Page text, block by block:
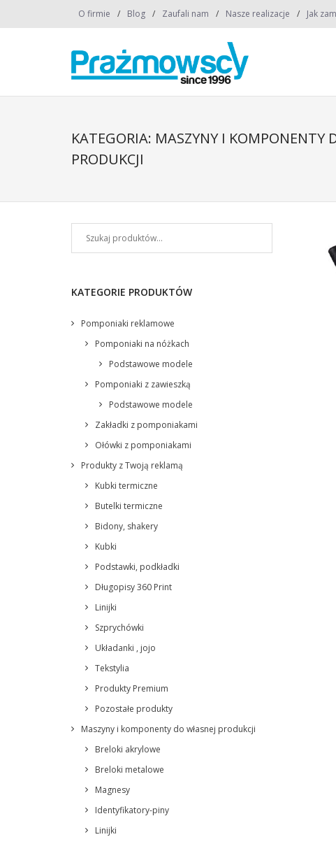
O firmie Blog Zaufali nam Nasze realizacje Jak
KATEGORIA: MASZYNY I KOMPONENTY
PRODUKCJI
KATEGORIE PRODUKTÓW
Pomponiaki reklamowe
Pomponiaki na nóżkach
Podstawowe modele
Pomponiaki z zawieszką
Podstawowe modele
Zakładki z pomponiakami
Ołówki z pomponiakami
Produkty z Twoją reklamą
Kubki termiczne
Butelki termiczne
Bidony, shakery
Kubki
Podstawki, podkładki
Długopisy 360 Print
Linijki
Szprychówki
Układanki , jojo
Tekstylia
Produkty Premium
Pozostałe produkty
Maszyny i komponenty do własnej produkcji
Breloki akrylowe
Breloki metalowe
Magnesy
Identyfikatory-piny
Linijki